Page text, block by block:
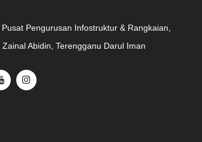
Pengurusan Infostruktur & Rangkaian,
Abidin, Terengganu Darul Iman